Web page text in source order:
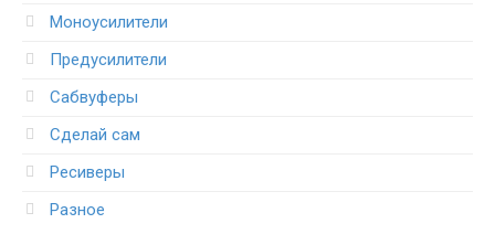
Моноусилители
Предусилители
Сабвуферы
Сделай сам
Ресиверы
Разное